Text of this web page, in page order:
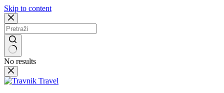
Skip to content
No results